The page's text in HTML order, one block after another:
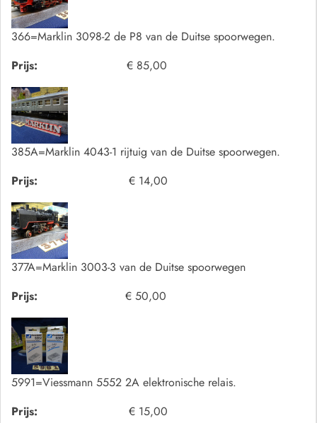
366=Marklin 3098-2 de P8 van de Duitse spoorwegen.
Prijs:
€ 85,00
385A=Marklin 4043-1 rijtuig van de Duitse spoorwegen.
Prijs:
€ 14,00
377A=Marklin 3003-3 van de Duitse spoorwegen
Prijs:
€ 50,00
5991=Viessmann 5552 2A elektronische relais.
Prijs:
€ 15,00